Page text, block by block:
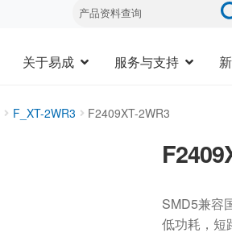
关于易成 服务与支持
F_XT-2WR3 F2409XT-2WR3
SMD5兼容
低功耗，短